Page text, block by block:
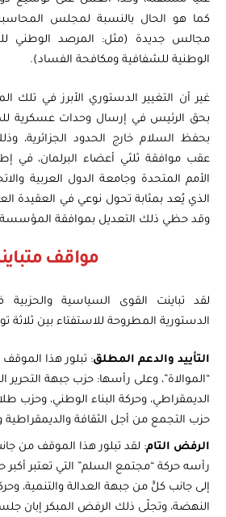
كما هو الحال بالنسبة لمجلس
مجالس جديدة (مثل: المرصد الوطني
الوطنية للشفافية ومكافحة الفساد).
غير أن التغيير الدستوري الأبرز في تلك
بحق الرئيس في إرسال وحدات عسكرية
بحفظ السلام خارج الحدود الجزائرية،
عقب موافقة ثلثي أعضاء البرلمان، في
الأمم المتحدة وجامعة الدول العربية
الذي يُعد بمثابة تحول نوعي في العقيدة
وقد حظي ذلك التعديل بموافقة المؤسسة
مواقف متباينة
لقد تباينت القوى السياسية والحزبية
الدستورية المطروحة للاستفتاء بين ثلاثة
التأييد والدعم المطلق: تبلور هذا الموقف
“الموالاة”، وعلى رأسها: حزب جبهة التحرير
الديمقراطي، وحركة البناء الوطني، وحزب
حزب التجمع من أجل الثقافة والديمقراطية
الرفض التام: لقد تبلور هذا الموقف من جانب
رأسه حركة “مجتمع السلم” التي تعتبر أكبر
إلى جانب كلٍّ من جبهة العدالة والتنمية،
النهضة، وتجلّى ذلك الرفض المبكر إبان